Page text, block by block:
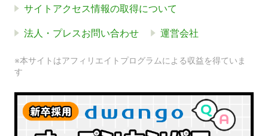
サイトアクセス情報の取得について
法人・プレスお問い合わせ 運営会社
※本サイトはアフィリエイトプログラムによる収益を得ていま
す